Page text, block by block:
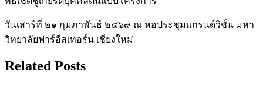
วันเสาร์ที่ ๒๑ กุมภาพันธ์ ๒๕๖๙ ณ หอประชุมแกรนด์วิชั่น มหา
วิทยาลัยฟาร์อีสเทอร์น เชียงใหม่
Related Posts